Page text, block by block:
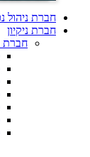
חברת ניהול
חברת ניקיון
חברת